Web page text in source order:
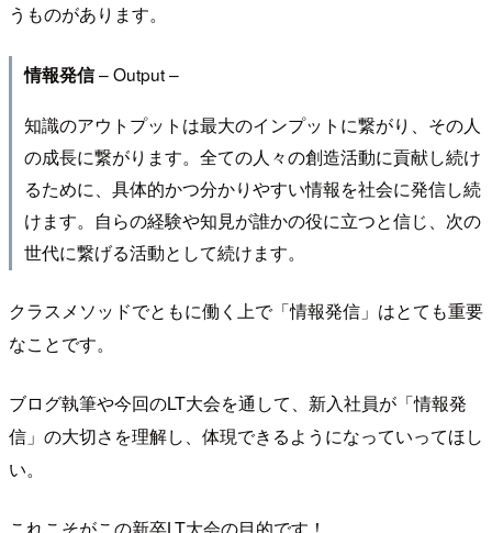
うものがあります。
情報発信– Output –
知識のアウトプットは最大のインプットに繋がり、その人
の成長に繋がります。全ての人々の創造活動に貢献し続け
るために、具体的かつ分かりやすい情報を社会に発信し続
けます。自らの経験や知見が誰かの役に立つと信じ、次の
世代に繋げる活動として続けます。
クラスメソッドでともに働く上で「情報発信」はとても重要
なことです。
ブログ執筆や今回のLT大会を通して、新入社員が「情報発
信」の大切さを理解し、体現できるようになっていってほし
い。